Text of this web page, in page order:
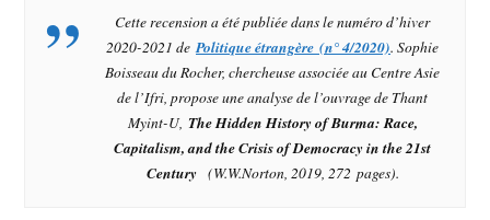
Cette recension a été publiée dans le numéro d’hiver
2020-2021 dePolitique étrangère (n° 4/2020). Sophie
Boisseau du Rocher, chercheuse associée au Centre Asie
de l’Ifri, propose une analyse de l’ouvrage de Thant
Myint-U, The Hidden History of Burma: Race,
Capitalism, and the Crisis of Democracy in the 21st
Century (W.W.Norton, 2019, 272 pages).